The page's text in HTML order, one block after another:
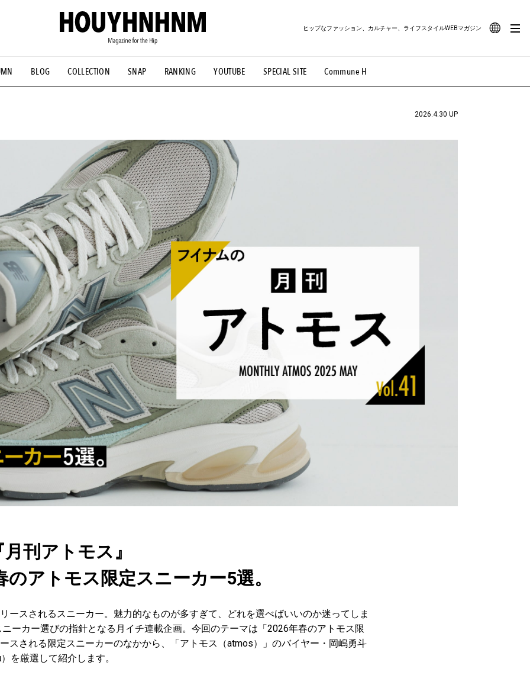
BLOG COLLECTION SNAP RANKING YOUTUBE SPECIAL SITE Commune H
ヒップなファッション、カルチャー、ライフスタイルWEBマガジン
#古着サミット #NEW VINTAGE #マイナーグッド図鑑 #路地裏てぃーん。 #MONTHLY JOURNAL
#FOCUS IT #AH.H #ととけん #FASHION #MUSIC #MOVIE #LIFESTYLE #SNEAKER #OUTDOOR
2026.4.30 UP
刊アトモス』
のアトモス限定スニーカー5選。
ースされるスニーカー。魅力的なものが多すぎて、どれを選べばいいのか迷ってしま
ーカー選びの指針となる月イチ連載企画。今回のテーマは「2026年春のアトモス限
スされる限定スニーカーのなかから、「アトモス（atmos）」のバイヤー・岡嶋勇斗
を厳選して紹介します。